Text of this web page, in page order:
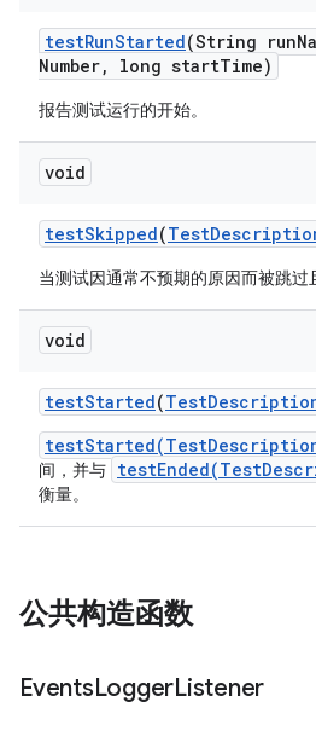
testRunStarted(String run
Number, long startTime)
报告测试运行的开始。
void
testSkipped(Test
当测试因通常不预期的原因而被跳过
void
testStarted(Test
间，并与
衡量。
公共构造函数
EventsLoggerListener